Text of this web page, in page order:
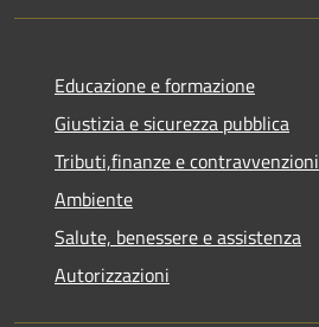
Educazione e formazione
Giustizia e sicurezza pubblica
Tributi,finanze e contravvenzioni
Ambiente
Salute, benessere e assistenza
Autorizzazioni